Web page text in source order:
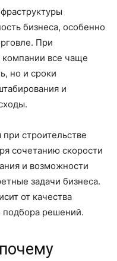
бизнеса, особенно
При
компании все чаще
но и сроки
и
строительстве
сочетанию скорости
и возможности
задачи бизнеса.
от качества
подбора решений.